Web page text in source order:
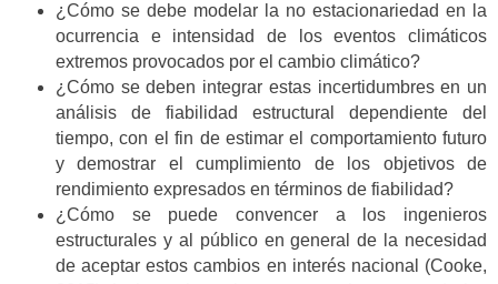
¿Cómo se debe modelar la no estacionariedad en la
ocurrencia e intensidad de los eventos climáticos
extremos provocados por el cambio climático?
¿Cómo se deben integrar estas incertidumbres en un
análisis de fiabilidad estructural dependiente del
tiempo, con el fin de estimar el comportamiento futuro
y demostrar el cumplimiento de los objetivos de
rendimiento expresados en términos de fiabilidad?
¿Cómo se puede convencer a los ingenieros
estructurales y al público en general de la necesidad
de aceptar estos cambios en interés nacional (Cooke,